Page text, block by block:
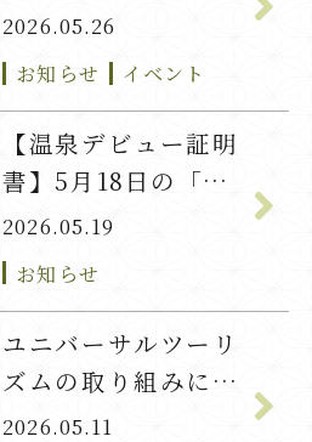
2026.05.26
お知らせ
イベント
【温泉デビュー証明
書】5月18日の「い
ろは」ちゃん
2026.05.19
お知らせ
ユニバーサルツーリ
ズムの取り組みにつ
いて
2026.05.11